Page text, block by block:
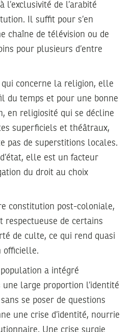
de l’arabité
Il suffit pour s’en
chaîne de télévision ou de
pour plusieurs d’entre
qui concerne la religion, elle
du temps et pour une bonne
en religiosité qui se décline
superficiels et théâtraux,
pas de superstitions locales.
elle est un facteur
du droit au choix
constitution post-coloniale,
respectueuse de certains
de culte, ce qui rend quasi
officielle.
a intégré
large proportion l’identité
se poser de questions
une crise d’identité, nourrie
Une crise surgie